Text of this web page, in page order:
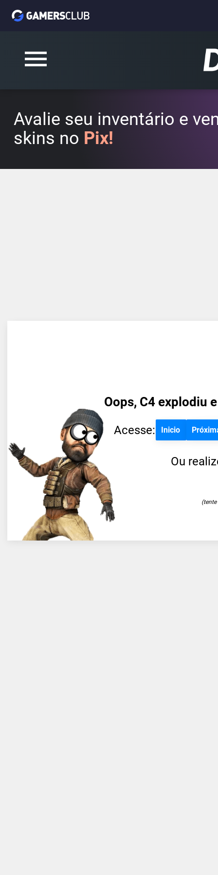
Avalie seu inventário e
skins no Pix!
Oops, C4 explodiu
Acesse: Inicio
Ou